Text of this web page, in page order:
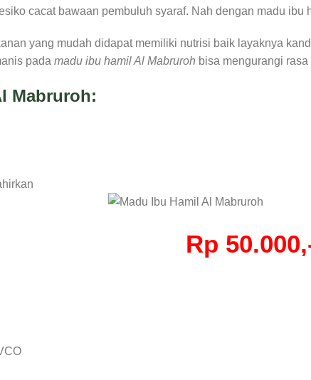
cacat bawaan pembuluh syaraf. Nah dengan madu
yang mudah didapat memiliki nutrisi baik layaknya
pada madu ibu hamil Al Mabruroh bisa mengurangi
Mabruroh:
Rp